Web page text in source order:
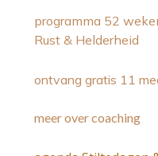
programma 52
Rust & Helderheid
ontvang gratis 11
meer over coaching